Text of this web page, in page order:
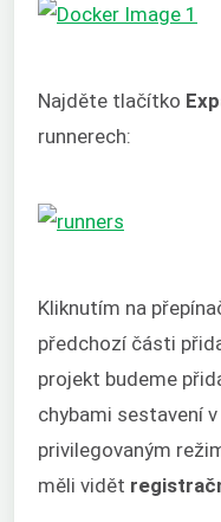
Najděte tlačítko
runnerech:
Kliknutím na
předchozí části
projekt budeme
chybami sestavení
privilegovaným
měli vidět